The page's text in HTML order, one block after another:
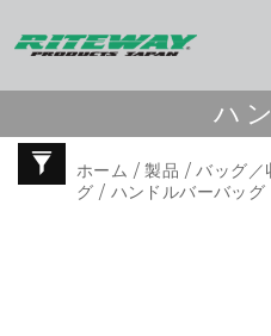
ハ
ホーム /製品 /バッグ／
グ / ハンドルバーバッグ